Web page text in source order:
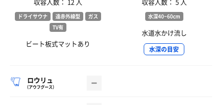
ドライサウナ 遠赤外線型
ガス
TV有
ビート板式マットあり
水深40~60cm
水道水かけ流し
水深の目安
ロウリュ
（アウフグース）